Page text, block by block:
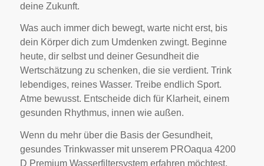
deine Zukunft.
Was auch immer dich bewegt, warte nicht erst, bis
dein Körper dich zum Umdenken zwingt. Beginne
heute, dir selbst und deiner Gesundheit die
Wertschätzung zu schenken, die sie verdient. Trink
lebendiges, reines Wasser. Treibe endlich Sport.
Atme bewusst. Entscheide dich für Klarheit, einem
gesunden Rhythmus, innen wie außen.
Wenn du mehr über die Basis der Gesundheit,
gesundes Trinkwasser mit unserem PROaqua 4200
D Premium Wasserfiltersystem erfahren möchtest,